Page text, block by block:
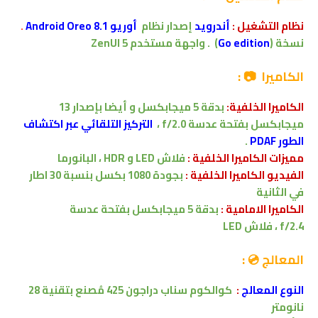
نظام التشغيل:أندرويدإصدارنظام أوريو 8.1 Android Oreo
.
نسخة (Go edition
)
.واجهة مستخدمZenUI 5
الكاميرا 📷 :
الكاميرا الخلفية:بدقة5 ميجابكسل و أيضا بإصدار13
ميجابكسلبفتحة عدسة f/2.0 ، التركيز التلقائي عبر اكتشاف
الطور PDAF
.
مميزات الكاميرا الخلفية :فلاش LED
و HDR ، البانورما
الفيديو الكاميرا الخلفية :
بجودة 1080 بكسل بنسبة 30 اطار
في الثانية
الكاميرا الامامية :بدقة ميجابكسلبفتحة عدسة
f/2.4،فلاش LED
المعالج 💿 :
النوع المعالج: كوالكومسناب دراجون 425
نانومتر